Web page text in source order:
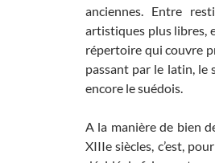
anciennes. Entre
artistiques plus libres,
répertoire qui couvre
passant par le latin, le
encore le suédois.
A la manière de bien
XIIIe siècles, c’est,